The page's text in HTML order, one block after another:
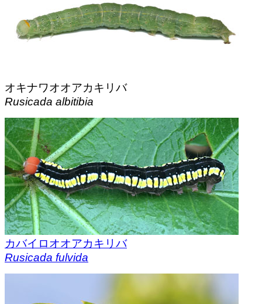
オキナワオオアカキリバ
Rusicada albitibia
カバイロオオアカキリバ
Rusicada fulvida